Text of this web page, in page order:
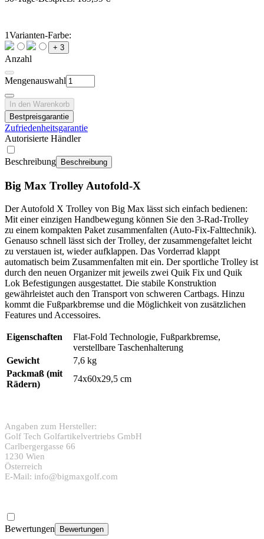
1Varianten-Farbe:
+ 3
Anzahl
Mengenauswahl
In den Warenkorb
Bestpreisgarantie
Zufriedenheitsgarantie
Autorisierte Händler
Beschreibung Beschreibung
Big Max Trolley Autofold-X
Der Autofold X Trolley von Big Max lässt sich einfach bedienen:
Mit einer einzigen Handbewegung können Sie den 3-Rad-Trolley
zu einem kompakten Paket zusammenfalten (Auto-Fix-Falttechnik).
Genauso schnell lässt sich der Trolley, der zusammengefaltet leicht
zu verstauen ist, wieder aufklappen. Das Vorderrad klappt
automatisch beim Zusammenfalten mit ein. Der sportliche Trolley ist
durch den neuen Organizer mit jeweils zwei Quik Fix und Quik
Lok Befestigungen ausgestattet. Die stabile Konstruktion
gewährleistet auch den Transport von schweren Cartbags. Hinzu
kommt die Fußparkbremse und die Möglichkeit von zusätzlichen
Features und Accessoires.
Eigenschaften
Flat-Fold Technologie, Fußparkbremse,
verstellbare Taschenhalterung
Gewicht
7,6 kg
Packmaß (mit
Rädern)
74x60x29,5 cm
Angaben zum Hersteller:
Golf Tech Golfartikelvertriebs GmbH
Carlbergergasse 66
1230 Wien
Österreich
E-Mail: info@bigmaxgolf.com
Bewertungen Bewertungen